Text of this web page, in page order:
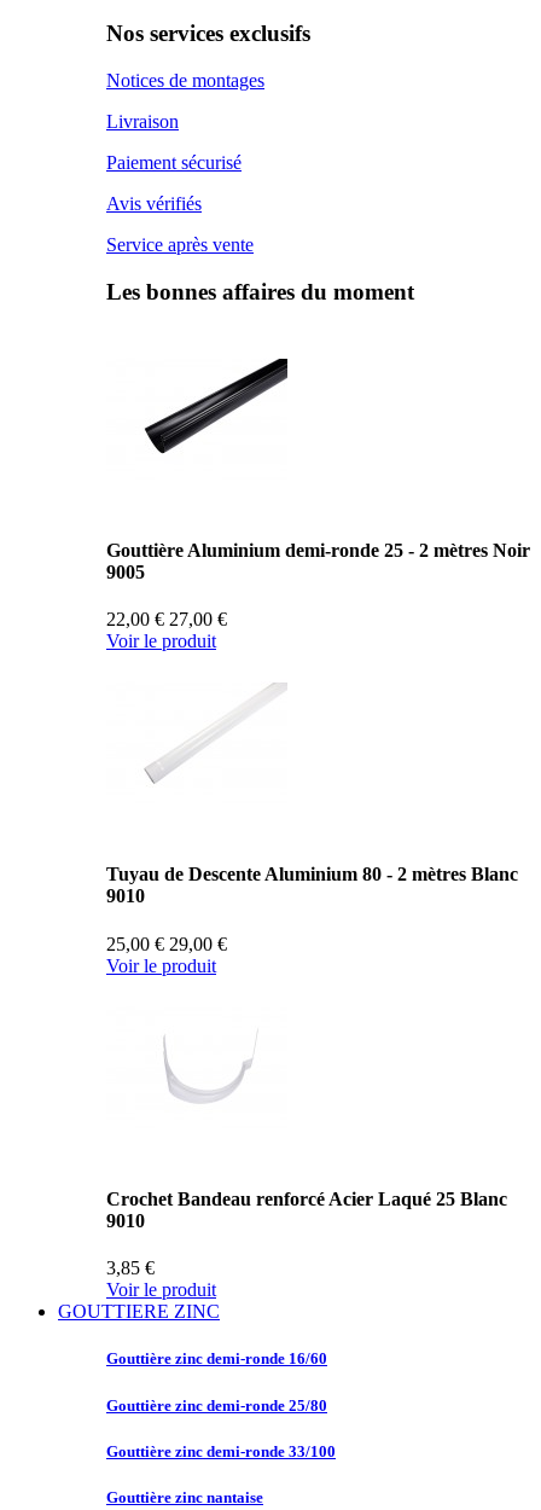
Nos services exclusifs
Notices de montages
Livraison
Paiement sécurisé
Avis vérifiés
Service après vente
Les bonnes affaires du moment
Gouttière Aluminium demi-ronde 25 - 2 mètres Noir
9005
22,00 € 27,00 €
Voir le produit
Tuyau de Descente Aluminium 80 - 2 mètres Blanc
9010
25,00 € 29,00 €
Voir le produit
Crochet Bandeau renforcé Acier Laqué 25 Blanc
9010
3,85 €
Voir le produit
GOUTTIERE ZINC
Gouttière zinc demi-ronde 16/60
Gouttière zinc demi-ronde 25/80
Gouttière zinc demi-ronde 33/100
Gouttière zinc nantaise